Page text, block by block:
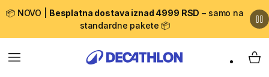
📦 NOVO | Besplatna dostava iznad 4999 RSD – samo na
standardne pakete 📦
Menu My